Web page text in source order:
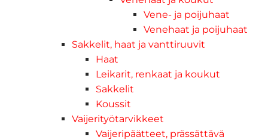
Vene- ja poijuhaat
Venehaat ja poijuhaat
Sakkelit, haat ja vanttiruuvit
Haat
Leikarit, renkaat ja koukut
Sakkelit
Koussit
Vaijerityötarvikkeet
Vaijeripäätteet, prässättävä